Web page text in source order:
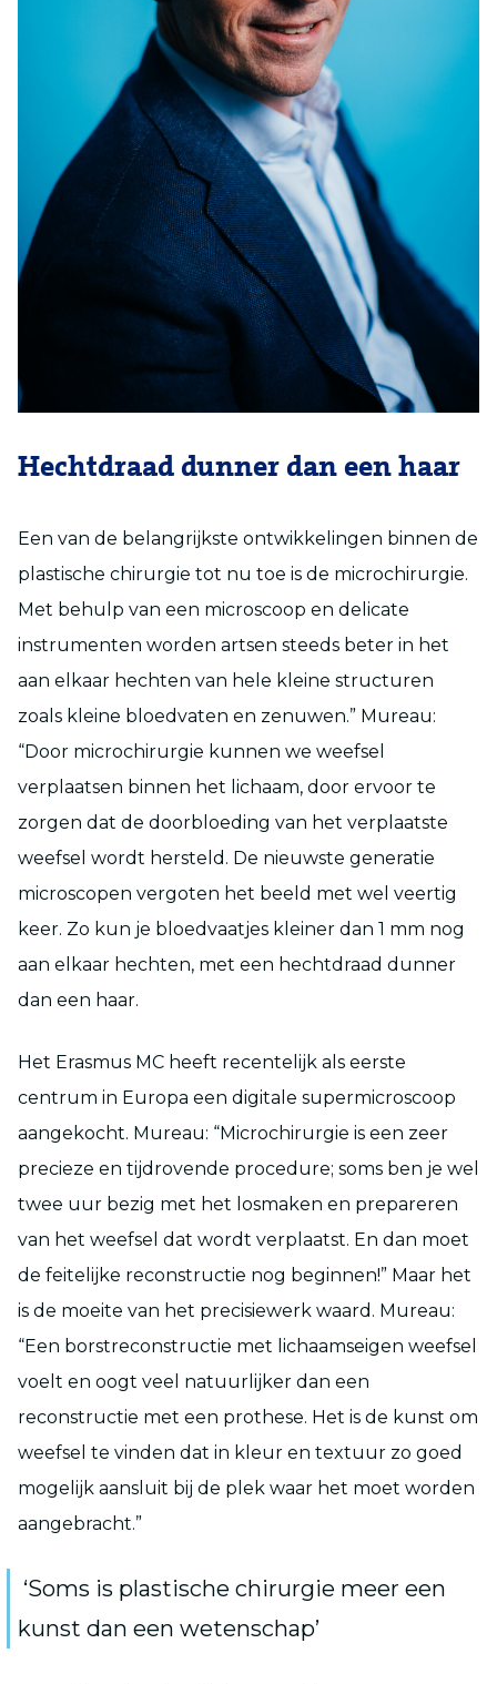
Hechtdraad dunner dan een haar
Een van de belangrijkste ontwikkelingen binnen de
plastische chirurgie tot nu toe is de microchirurgie.
Met behulp van een microscoop en delicate
instrumenten worden artsen steeds beter in het
aan elkaar hechten van hele kleine structuren
zoals kleine bloedvaten en zenuwen.” Mureau:
“Door microchirurgie kunnen we weefsel
verplaatsen binnen het lichaam, door ervoor te
zorgen dat de doorbloeding van het verplaatste
weefsel wordt hersteld. De nieuwste generatie
microscopen vergoten het beeld met wel veertig
keer. Zo kun je bloedvaatjes kleiner dan 1 mm nog
aan elkaar hechten, met een hechtdraad dunner
dan een haar.
Het Erasmus MC heeft recentelijk als eerste
centrum in Europa een digitale supermicroscoop
aangekocht. Mureau: “Microchirurgie is een zeer
precieze en tijdrovende procedure; soms ben je wel
twee uur bezig met het losmaken en prepareren
van het weefsel dat wordt verplaatst. En dan moet
de feitelijke reconstructie nog beginnen!” Maar het
is de moeite van het precisiewerk waard. Mureau:
“Een borstreconstructie met lichaamseigen weefsel
voelt en oogt veel natuurlijker dan een
reconstructie met een prothese. Het is de kunst om
weefsel te vinden dat in kleur en textuur zo goed
mogelijk aansluit bij de plek waar het moet worden
aangebracht.”
‘Soms is plastische chirurgie meer een
kunst dan een wetenschap’